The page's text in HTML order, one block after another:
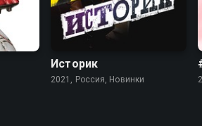
Историк
2021, Россия, Новинки